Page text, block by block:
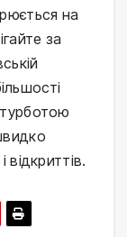
на
за